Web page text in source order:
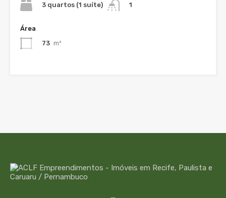
3 quartos (1 suíte)
1
Área
73 m²